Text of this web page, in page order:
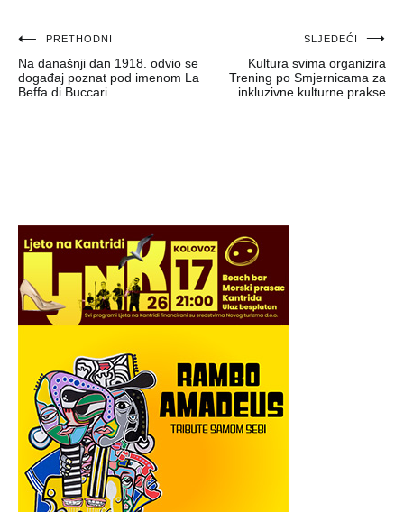
Navigacija
objava
PRETHODNI
Na današnji dan 1918. odvio se
događaj poznat pod imenom La
Beffa di Buccari
SLJEDEĆI
Kultura svima organizira
Trening po Smjernicama za
inkluzivne kulturne prakse